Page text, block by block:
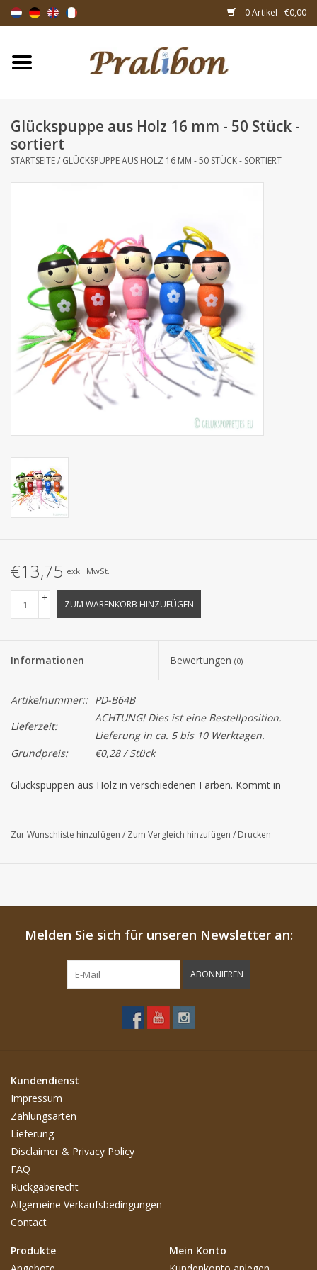
0 Artikel - €0,00
Startseite
Taschen & Beuteln
Verpackungsmaterialien
Themen
Kollektionen
Glückspuppe aus Holz 16 mm - 50 Stück -
sortiert
STARTSEITE/ GLÜCKSPUPPE AUS HOLZ 16 MM - 50 STÜCK - SORTIERT
€13,75 exkl. MwSt.
+
-
ZUM WARENKORB HINZUFÜGEN
Informationen Bewertungen (0)
Artikelnummer:: PD-B64B
Lieferzeit:
ACHTUNG! Dies ist eine Bestellposition.
Lieferung in ca. 5 bis 10 Werktagen.
Grundpreis:
€0,28 / Stück
Glückspuppen aus Holz in verschiedenen Farben. Kommt in
Achtung!
Zur Wunschliste hinzufügen / Zum Vergleich hinzufügen / Drucken
Melden Sie sich für unseren Newsletter an:
ABONNIEREN
Kundendienst
Impressum
Zahlungsarten
Lieferung
Disclaimer & Privacy Policy
FAQ
Rückgaberecht
Allgemeine Verkaufsbedingungen
Contact
Produkte
Mein Konto